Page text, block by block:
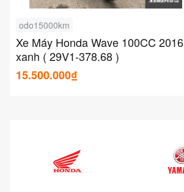
odo15000km
Xe Máy Honda Wave 100CC 2016
xanh ( 29V1-378.68 )
15.500.000₫